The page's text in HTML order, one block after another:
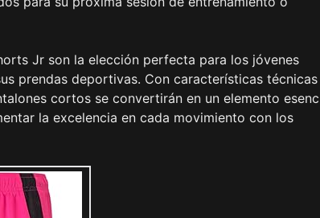
Jr son la elección perfecta para los jóvenes
prendas deportivas. Con características técnicas
cortos se convertirán en un elemento
la excelencia en cada movimiento con los